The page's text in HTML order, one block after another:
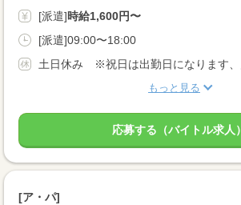
[派遣]時給1,600円〜
[派遣]09:00〜18:00
もっと見る
応募する（バイトル求人）
[ア・パ]